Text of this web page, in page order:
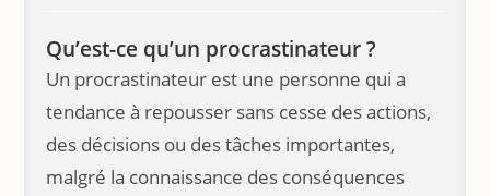
Qu’est-ce qu’un procrastinateur ?
Un procrastinateur est une personne qui a
tendance à repousser sans cesse des actions,
des décisions ou des tâches importantes,
malgré la connaissance des conséquences